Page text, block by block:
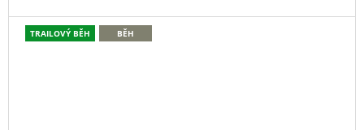
TRAILOVÝ BĚH BĚH